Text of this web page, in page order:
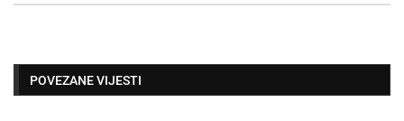
POVEZANE VIJESTI